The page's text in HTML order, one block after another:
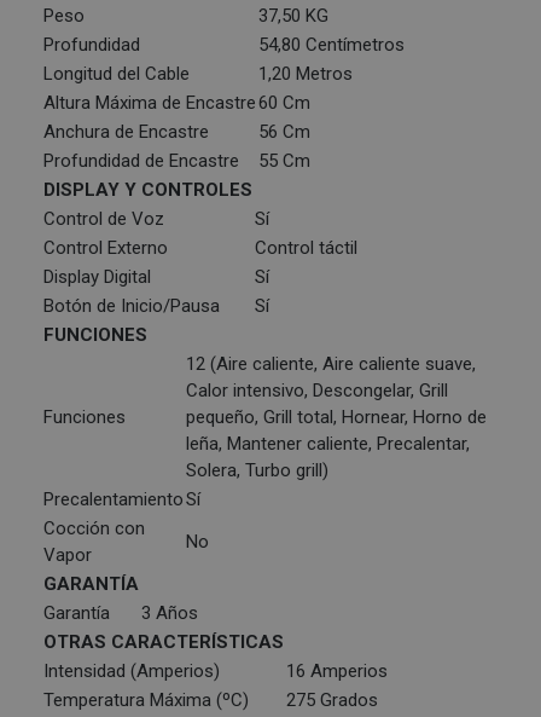
Peso
37,50 KG
Profundidad
54,80 Centímetros
Longitud del Cable
1,20 Metros
Altura Máxima de Encastre60 Cm
Anchura de Encastre
56 Cm
Profundidad de Encastre
55 Cm
DISPLAY Y CONTROLES
Control de Voz
Sí
Control Externo
Control táctil
Display Digital
Sí
Botón de Inicio/Pausa
Sí
FUNCIONES
Funciones
12 (Aire caliente, Aire caliente suave,
Calor intensivo, Descongelar, Grill
pequeño, Grill total, Hornear, Horno de
leña, Mantener caliente, Precalentar,
Solera, Turbo grill)
PrecalentamientoSí
Cocción con
Vapor
No
GARANTÍA
Garantía
3 Años
OTRAS CARACTERÍSTICAS
Intensidad (Amperios)
16 Amperios
Temperatura Máxima (ºC)
275 Grados